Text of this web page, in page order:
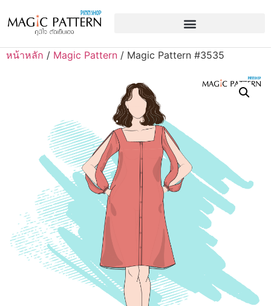
หน้าหลัก / Magic Pattern / Magic Pattern #3535